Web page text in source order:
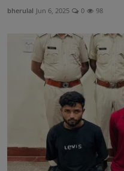
bherulal Jun 6, 2025 0 98